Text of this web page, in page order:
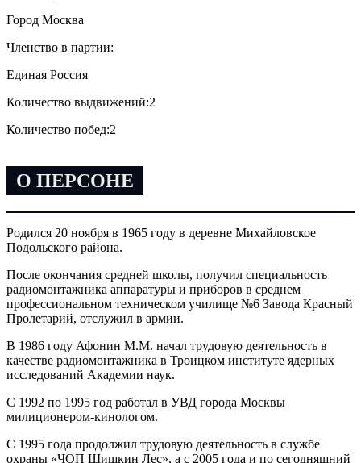
Город Москва
Членство в партии:
Единая Россия
Количество выдвижений:2
Количество побед:2
О ПЕРСОНЕ
Родился 20 ноября в 1965 году в деревне Михайловское
Подольского района.
После окончания средней школы, получил специальность
радиомонтажника аппаратуры и приборов в среднем
профессиональном техническом училище №6 Завода Красный
Пролетарий, отслужил в армии.
В 1986 году Афонин М.М. начал трудовую деятельность в
качестве радиомонтажника в Троицком институте ядерных
исследований Академии наук.
С 1992 по 1995 год работал в УВД города Москвы
милиционером-кинологом.
С 1995 года продолжил трудовую деятельность в службе
охраны «ЧОП Шишкин Лес», а с 2005 года и по сегодняшний